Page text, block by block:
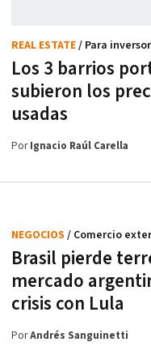
Los 3 barrios
subieron los
usadas
REAL ESTATE/ Para
PorIgnacio Raúl Carella
Brasil pierde
mercado
crisis con Lula
NEGOCIOS / Comercio
PorAndrés Sanguinetti